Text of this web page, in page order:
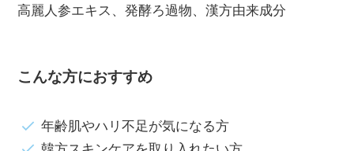
高麗人参エキス、発酵ろ過物、漢方由来成分
こんな方におすすめ
年齢肌やハリ不足が気になる方